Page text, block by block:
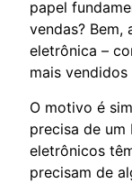
papel
vendas? Bem,
eletrônica –
mais
O motivo é
precisa de um
eletrônicos
precisam de